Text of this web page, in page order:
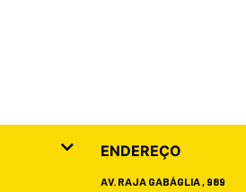
ENDEREÇO
AV. RAJA GABÁGLIA , 989